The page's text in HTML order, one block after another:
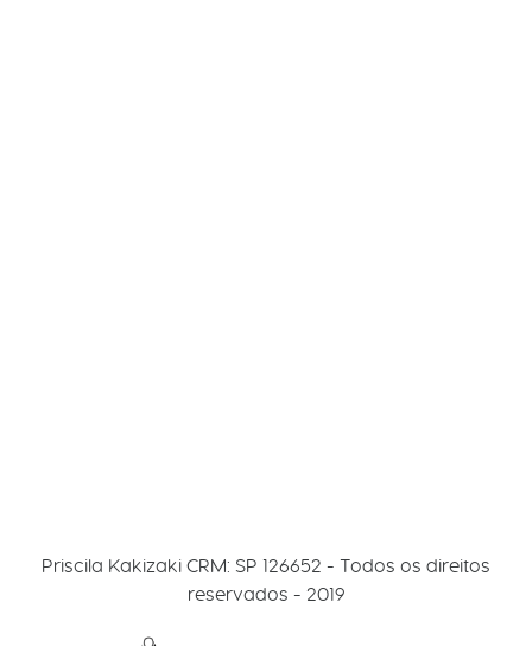
Priscila Kakizaki CRM: SP 126652 - Todos os direitos
reservados - 2019